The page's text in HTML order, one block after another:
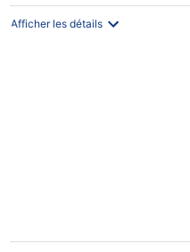
Afficher les détails